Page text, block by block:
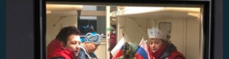
Русский
Українською